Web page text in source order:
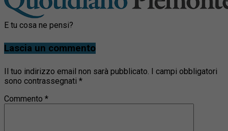
E tu cosa ne pensi?
Lascia un commento
Il tuo indirizzo email non sarà pubblicato. I campi obbligatori
sono contrassegnati *
Commento *